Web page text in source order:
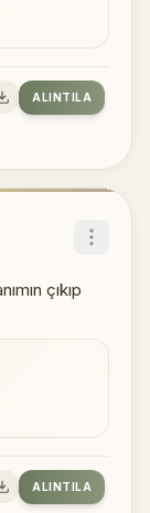
ALINTILA
çıkıp
ALINTILA